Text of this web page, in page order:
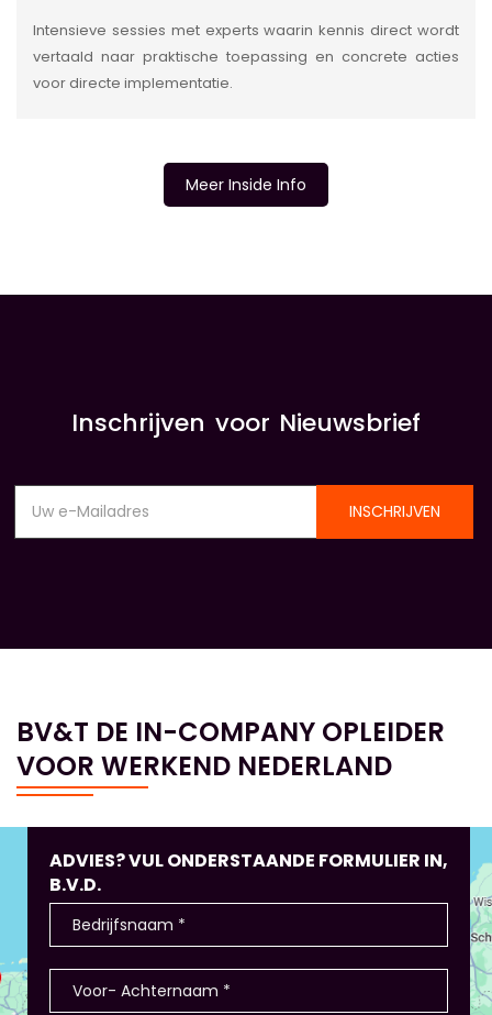
Intensieve sessies met experts waarin kennis direct wordt
vertaald naar praktische toepassing en concrete acties
voor directe implementatie.
Meer Inside Info
Inschrijven voor Nieuwsbrief
INSCHRIJVEN
BV&T DE IN-COMPANY OPLEIDER
VOOR WERKEND NEDERLAND
ADVIES? VUL ONDERSTAANDE FORMULIER IN,
B.V.D.